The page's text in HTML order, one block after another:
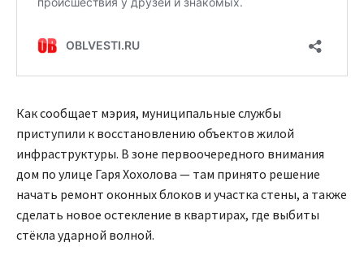
Как сообщает мэрия, муниципальные службы
приступили к восстановлению объектов жилой
инфраструктуры. В зоне первоочередного внимания
дом по улице Гаря Хохолова — там принято решение
начать ремонт оконных блоков и участка стены, а также
сделать новое остекление в квартирах, где выбиты
стёкла ударной волной.